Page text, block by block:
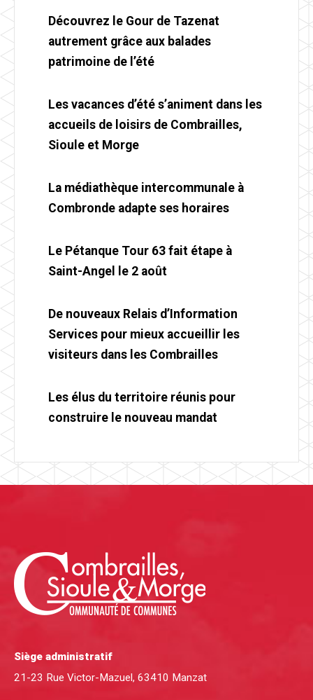
Découvrez le Gour de Tazenat
autrement grâce aux balades
patrimoine de l’été
Les vacances d’été s’animent dans les
accueils de loisirs de Combrailles,
Sioule et Morge
La médiathèque intercommunale à
Combronde adapte ses horaires
Le Pétanque Tour 63 fait étape à
Saint-Angel le 2 août
De nouveaux Relais d’Information
Services pour mieux accueillir les
visiteurs dans les Combrailles
Les élus du territoire réunis pour
construire le nouveau mandat
Siège administratif
21-23 Rue Victor-Mazuel, 63410 Manzat